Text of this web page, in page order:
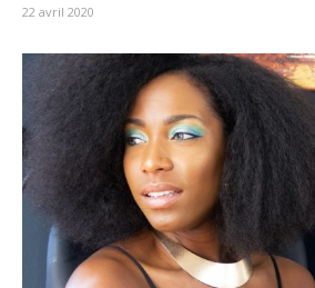
22 avril 2020